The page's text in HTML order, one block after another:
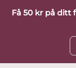
Få 50 kr på ditt